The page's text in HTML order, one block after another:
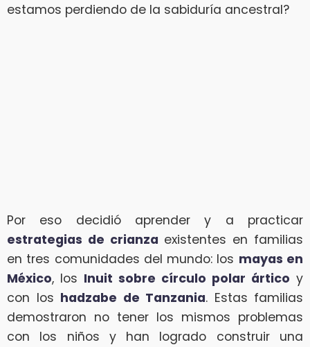
estamos perdiendo de la sabiduría ancestral?
Por eso decidió aprender y a practicar
estrategias de crianza existentes en familias
en tres comunidades del mundo: los mayas en
México, los Inuit sobre círculo polar ártico y
con los hadzabe de Tanzania. Estas familias
demostraron no tener los mismos problemas
con los niños y han logrado construir una